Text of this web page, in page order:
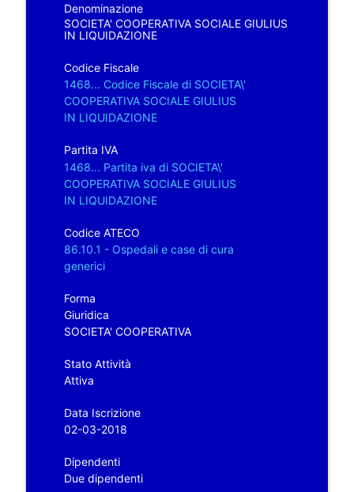
Denominazione
SOCIETA' COOPERATIVA SOCIALE GIULIUS
IN LIQUIDAZIONE
Codice Fiscale
1468... Codice Fiscale di SOCIETA\'
COOPERATIVA SOCIALE GIULIUS
IN LIQUIDAZIONE
Partita IVA
1468... Partita iva di SOCIETA\'
COOPERATIVA SOCIALE GIULIUS
IN LIQUIDAZIONE
Codice ATECO
86.10.1 - Ospedali e case di cura
generici
Forma
Giuridica
SOCIETA' COOPERATIVA
Stato Attività
Attiva
Data Iscrizione
02-03-2018
Dipendenti
Due dipendenti